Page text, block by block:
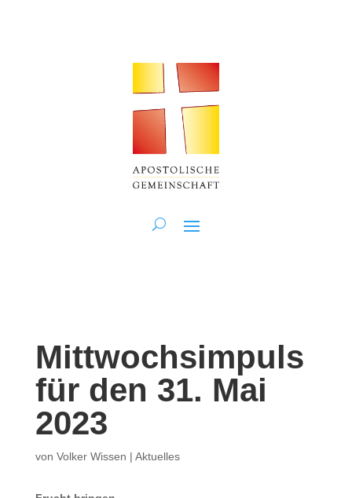
Mittwochsimpuls
für den 31. Mai
2023
von Volker Wissen | Aktuelles